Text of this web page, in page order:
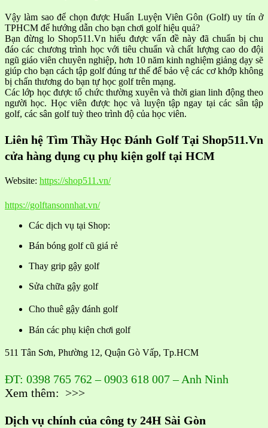
Vậy làm sao để chọn được Huấn Luyện Viên Gôn (Golf) uy tín ở
TPHCM để hướng dẫn cho bạn chơi golf hiệu quả?
Bạn đừng lo Shop511.Vn hiểu được vấn đề này đã chuẩn bị chu
đáo các chương trình học với tiêu chuẩn và chất lượng cao do đội
ngũ giáo viên chuyên nghiệp, hơn 10 năm kinh nghiệm giảng dạy sẽ
giúp cho bạn cách tập golf đúng tư thế để bảo vệ các cơ khớp không
bị chấn thương do bạn tự học golf trên mạng.
Các lớp học được tổ chức thường xuyên và thời gian linh động theo
người học. Học viên được học và luyện tập ngay tại các sân tập
golf, các sân golf tuỳ theo trình độ của học viên.
Liên hệ Tìm Thầy Học Đánh Golf Tại Shop511.Vn
cửa hàng dụng cụ phụ kiện golf tại HCM
Website: https://shop511.vn/
https://golftansonnhat.vn/
Các dịch vụ tại Shop:
Bán bóng golf cũ giá rẻ
Thay grip gậy golf
Sửa chữa gậy golf
Cho thuê gậy đánh golf
Bán các phụ kiện chơi golf
511 Tân Sơn, Phường 12, Quận Gò Vấp, Tp.HCM
ĐT: 0398 765 762 – 0903 618 007 – Anh Ninh
Xem thêm: >>>
Dịch vụ chính của công ty 24H Sài Gòn